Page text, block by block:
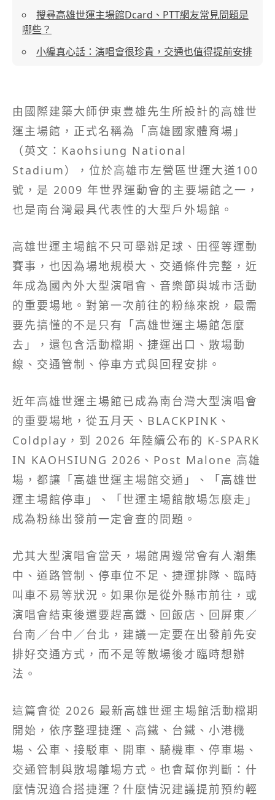
搜尋高雄世運主場館Dcard、PTT網友常見問題是
哪些？
小編真心話：演唱會很珍貴，交通也值得提前安排
由國際建築大師伊東豊雄先生所設計的高雄世
運主場館，正式名稱為「高雄國家體育場」
（英文：Kaohsiung National
Stadium），位於高雄市左營區世運大道100
號，是 2009 年世界運動會的主要場館之一，
也是南台灣最具代表性的大型戶外場館。
高雄世運主場館不只可舉辦足球、田徑等運動
賽事，也因為場地規模大、交通條件完整，近
年成為國內外大型演唱會、音樂節與城市活動
的重要場地。對第一次前往的粉絲來說，最需
要先搞懂的不是只有「高雄世運主場館怎麼
去」，還包含活動檔期、捷運出口、散場動
線、交通管制、停車方式與回程安排。
近年高雄世運主場館已成為南台灣大型演唱會
的重要場地，從五月天、BLACKPINK、
Coldplay，到 2026 年陸續公布的 K-SPARK
IN KAOHSIUNG 2026、Post Malone 高雄
場，都讓「高雄世運主場館交通」、「高雄世
運主場館停車」、「世運主場館散場怎麼走」
成為粉絲出發前一定會查的問題。
尤其大型演唱會當天，場館周邊常會有人潮集
中、道路管制、停車位不足、捷運排隊、臨時
叫車不易等狀況。如果你是從外縣市前往，或
演唱會結束後還要趕高鐵、回飯店、回屏東／
台南／台中／台北，建議一定要在出發前先安
排好交通方式，而不是等散場後才臨時想辦
法。
這篇會從 2026 最新高雄世運主場館活動檔期
開始，依序整理捷運、高鐵、台鐵、小港機
場、公車、接駁車、開車、騎機車、停車場、
交通管制與散場離場方式。也會幫你判斷：什
麼情況適合搭捷運？什麼情況建議提前預約輕